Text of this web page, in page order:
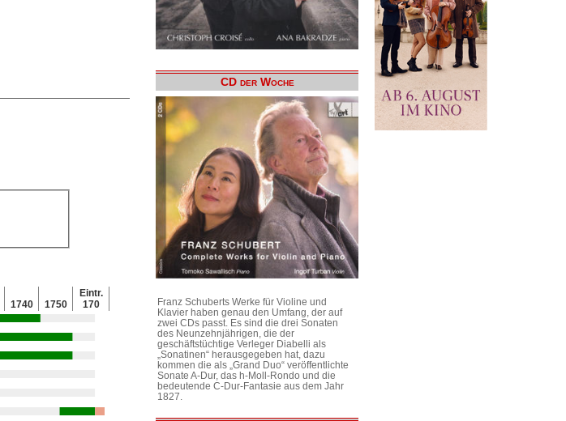
1740 1750
Eintr.
170
CD der Woche
Franz Schuberts Werke für Violine und
Klavier haben genau den Umfang, der auf
zwei CDs passt. Es sind die drei Sonaten
des Neunzehnjährigen, die der
geschäftstüchtige Verleger Diabelli als
„Sonatinen“ herausgegeben hat, dazu
kommen die als „Grand Duo“ veröffentlichte
Sonate A-Dur, das h-Moll-Rondo und die
bedeutende C-Dur-Fantasie aus dem Jahr
1827.